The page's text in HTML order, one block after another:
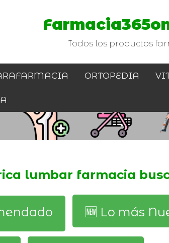
Todos los productos
ORTOPEDIA
lumbar farmacia
🆕️ Lo más